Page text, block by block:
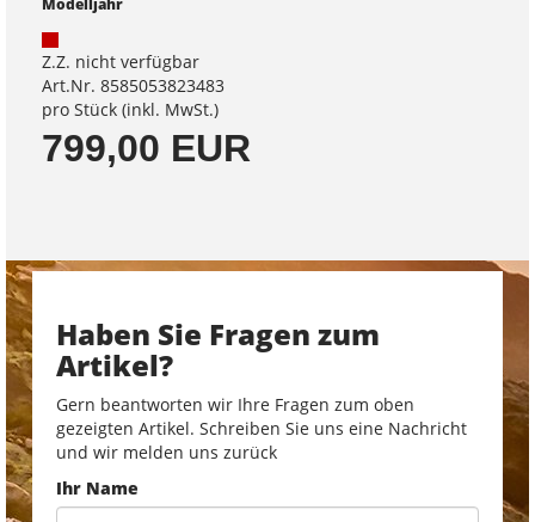
Z.Z. nicht verfügbar
Art.Nr. 8585053823483
pro Stück (inkl. MwSt.)
799,00 EUR
Haben Sie Fragen zum
Artikel?
Gern beantworten wir Ihre Fragen zum oben
gezeigten Artikel. Schreiben Sie uns eine Nachricht
und wir melden uns zurück
Ihr Name